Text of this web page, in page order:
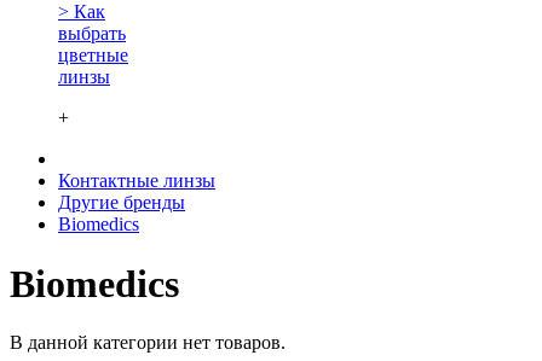
> Как
выбрать
цветные
линзы
+
Контактные линзы
Другие бренды
Biomedics
Biomedics
В данной категории нет товаров.